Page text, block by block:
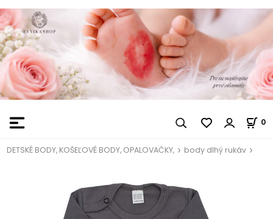
0
DETSKÉ BODY, KOŠEĽOVÉ BODY, OPALOVAČKY, body dlhý rukáv